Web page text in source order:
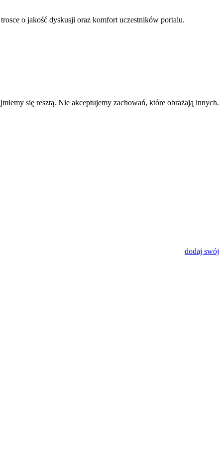
o jakość dyskusji oraz komfort uczestników portalu.
się resztą. Nie akceptujemy zachowań, które obrażają innych.
dodaj swój